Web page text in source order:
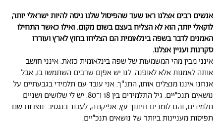
אנשים רבים אצלנו ראו שעד שהפיסול שלנו ניסה להיות ישראלי יותר,
לוקאלי יותר, הוא לא הצליח בעצם בשום מקום. ואילו כאשר התחילו
האמנים לדבר בשפה בינלאומית הם הצליחו בחוץ לארץ ועוררו
סקרנות ועניין אצלנו.
אינני מבין מהי המשמעות של שפה בינלאומית כזאת. אינני חושב
אותה לאמנות אלא לאופנה. לנו יש אפןם שרבים השתמשו בו, אבל
אנחנו איננו מנצלים אותו, התנ"ך. אני עובד עם תלמידי בגבעתיים על
נושאים תנכ״יים. גיל התלמידים בין 18 ו־80. יש לי שלושים ושניים
תלמידים, והם לומדים חיתוך עץ, אפיקודה, לעבוד בנגטיב. נוצרות שם
תפיסות מעניינות ביותר של נושאים תנכ״יים.